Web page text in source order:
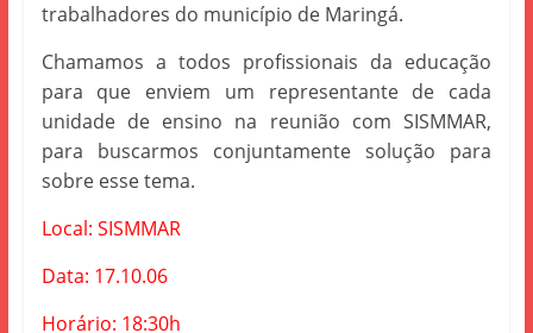
trabalhadores do município de Maringá.
Chamamos a todos profissionais da educação
para que enviem um representante de cada
unidade de ensino na reunião com SISMMAR,
para buscarmos conjuntamente solução para
sobre esse tema.
Local: SISMMAR
Data: 17.10.06
Horário: 18:30h